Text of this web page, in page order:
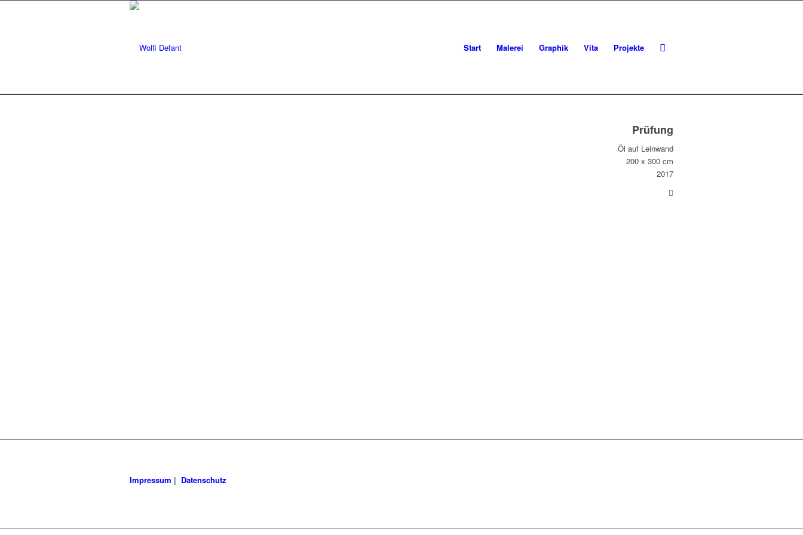
Start Malerei Graphik Vita Projekte
Prüfung
Öl auf Leinwand
200 x 300 cm
2017
Impressum | Datenschutz